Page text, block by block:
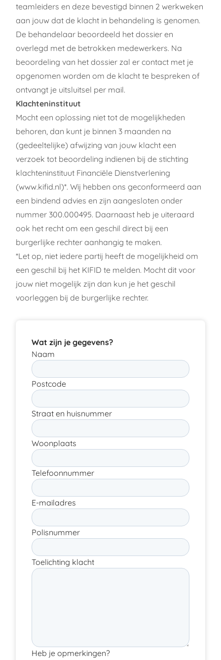
teamleiders en deze bevestigd binnen 2 werkweken
aan jouw dat de klacht in behandeling is genomen.
De behandelaar beoordeeld het dossier en
overlegd met de betrokken medewerkers. Na
beoordeling van het dossier zal er contact met je
opgenomen worden om de klacht te bespreken of
ontvangt je uitsluitsel per mail.
Klachteninstituut
Mocht een oplossing niet tot de mogelijkheden
behoren, dan kunt je binnen 3 maanden na
(gedeeltelijke) afwijzing van jouw klacht een
verzoek tot beoordeling indienen bij de stichting
klachteninstituut Financiële Dienstverlening
(www.kifid.nl)*. Wij hebben ons geconformeerd aan
een bindend advies en zijn aangesloten onder
nummer 300.000495. Daarnaast heb je uiteraard
ook het recht om een geschil direct bij een
burgerlijke rechter aanhangig te maken.
*Let op, niet iedere partij heeft de mogelijkheid om
een geschil bij het KIFID te melden. Mocht dit voor
jouw niet mogelijk zijn dan kun je het geschil
voorleggen bij de burgerlijke rechter.
Wat zijn je gegevens?
Naam
Postcode
Straat en huisnummer
Woonplaats
Telefoonnummer
E-mailadres
Polisnummer
Toelichting klacht
Heb je opmerkingen?